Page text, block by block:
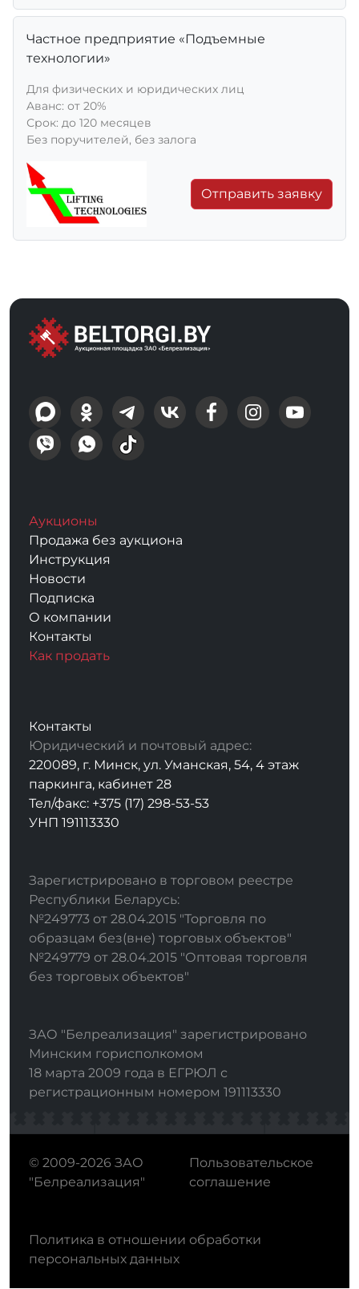
Частное предприятие «Подъемные
технологии»
Для физических и юридических лиц
Aванс: от 20%
Срок: до 120 месяцев
Без поручителей, без залога
Отправить заявку
Аукционы
Продажа без аукциона
Инструкция
Новости
Подписка
О компании
Контакты
Как продать
Контакты
Юридический и почтовый адрес:
220089, г. Минск, ул. Уманская, 54, 4 этаж
паркинга, кабинет 28
Тел/факс: +375 (17) 298-53-53
УНП 191113330
Зарегистрировано в торговом реестре
Республики Беларусь:
№249773 от 28.04.2015 "Торговля по
образцам без(вне) торговых объектов"
№249779 от 28.04.2015 "Оптовая торговля
без торговых объектов"
ЗАО "Белреализация" зарегистрировано
Минским горисполкомом
18 марта 2009 года в ЕГРЮЛ с
регистрационным номером 191113330
© 2009-2026 ЗАО
"Белреализация"
Пользовательское
соглашение
Политика в отношении обработки
персональных данных